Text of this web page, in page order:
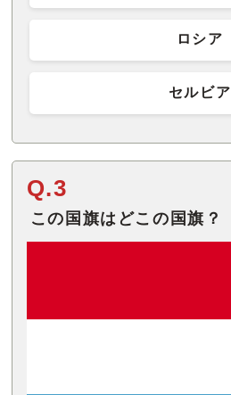
ロシア
セルビア
Q.3
この国旗はどこの国旗？